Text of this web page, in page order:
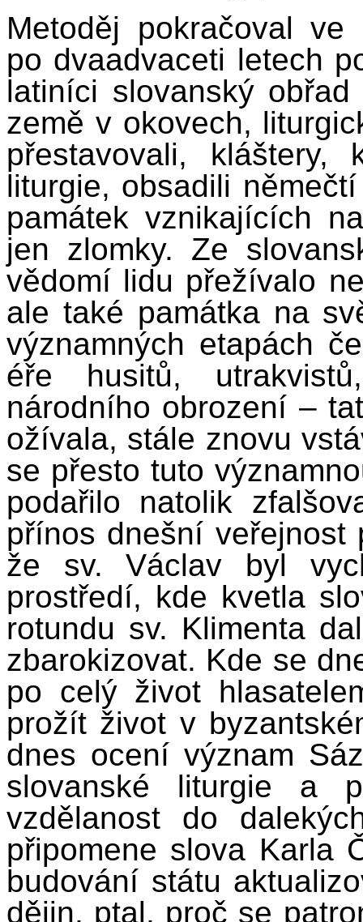
Metoděj pokračoval
po dvaadvaceti letech
latiníci slovanský
země v okovech,
přestavovali, kláštery,
liturgie, obsadili
památek vznikajících
jen zlomky. Ze
vědomí lidu přežívalo
ale také památka na
významných etapách
éře husitů,
národního obrození –
ožívala, stále znovu
se přesto tuto
podařilo natolik
přínos dnešní veřejnost
že sv. Václav byl
prostředí, kde kvetla
rotundu sv. Klimenta
zbarokizovat. Kde se
po celý život
prožít život v
dnes ocení význam
slovanské liturgie a
vzdělanost do
připomene slova Karla
budování státu
dějin, ptal, proč se